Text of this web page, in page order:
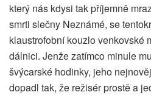
který nás kdysi tak příjemně
smrti slečny Neznámé, se
klaustrofobní kouzlo venkovské
dálnici. Jenže zatímco minule
švýcarské hodinky, jeho
dopadl tak, že režisér prostě a